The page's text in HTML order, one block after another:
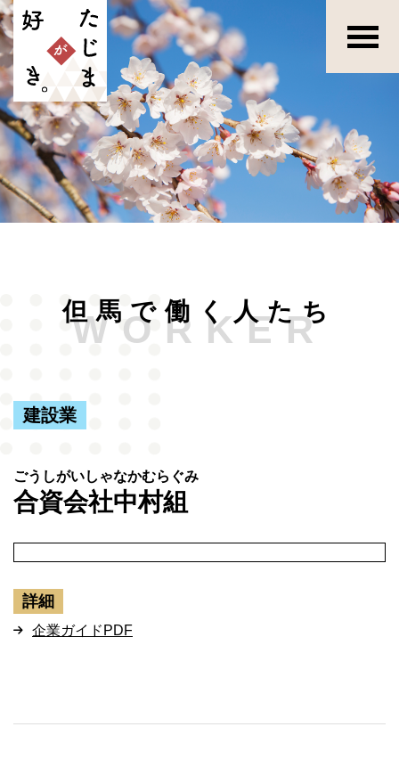
但馬で働く人たち
WORKER
建設業
合資会社中村組
詳細
企業ガイドPDF